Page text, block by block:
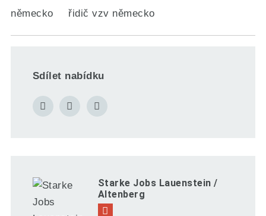
německo
řidič vzv německo
Sdílet nabídku
Starke Jobs Lauenstein /
Altenberg